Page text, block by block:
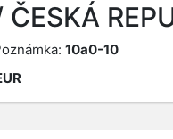
ČESKÁ
10a0-10